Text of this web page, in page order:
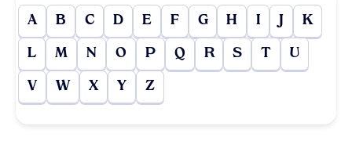
A B C D E F G H I J K
L M N O P Q R S T U
V W X Y Z